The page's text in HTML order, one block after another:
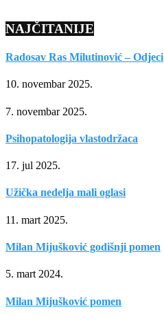
NAJČITANIJE
Radosav Ras Milutinović – Odjeci
10. novembar 2025.
7. novembar 2025.
Psihopatologija vlastodržaca
17. jul 2025.
Užička nedelja mali oglasi
11. mart 2025.
Milan Mijušković godišnji pomen
5. mart 2024.
Milan Mijušković pomen